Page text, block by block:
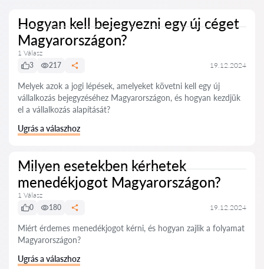
Hogyan kell bejegyezni egy új céget
Magyarországon?
1 Válasz
3
217 19.12.2024
Melyek azok a jogi lépések, amelyeket követni kell egy új
vállalkozás bejegyzéséhez Magyarországon, és hogyan kezdjük
el a vállalkozás alapítását?
Ugrás a válaszhoz
Milyen esetekben kérhetek
menedékjogot Magyarországon?
1 Válasz
0
180 19.12.2024
Miért érdemes menedékjogot kérni, és hogyan zajlik a folyamat
Magyarországon?
Ugrás a válaszhoz